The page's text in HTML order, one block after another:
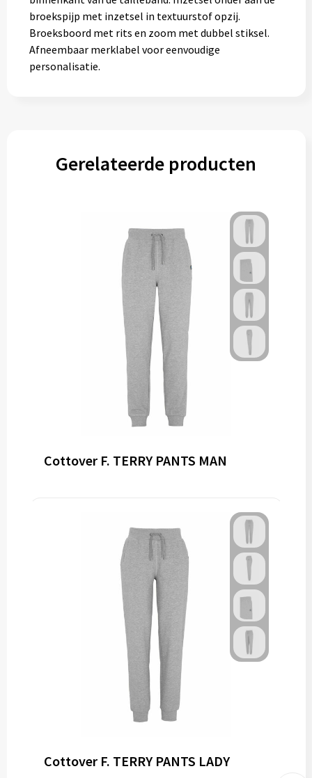
broekspijp met inzetsel in textuurstof opzij.
Broeksboord met rits en zoom met dubbel stiksel.
Afneembaar merklabel voor eenvoudige
personalisatie.
Gerelateerde producten
Cottover F. TERRY PANTS MAN
Cottover F. TERRY PANTS LADY